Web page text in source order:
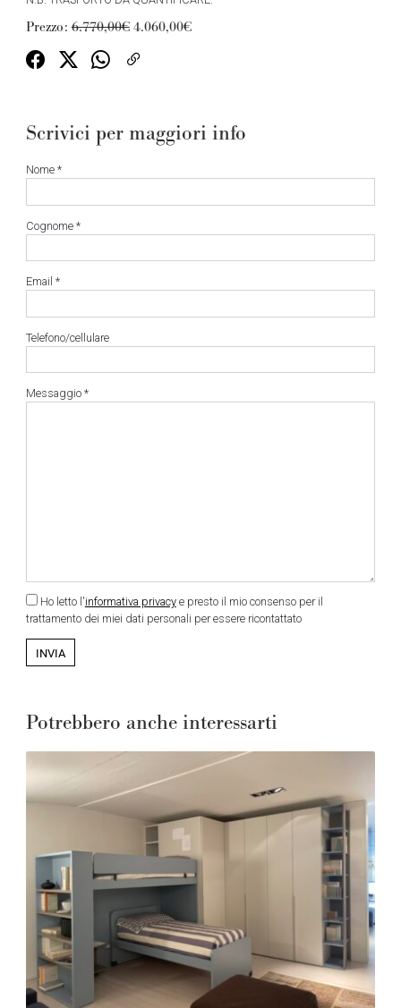
Prezzo:6.770,00€4.060,00€
Scrivici per maggiori info
Nome *
Cognome *
Email *
Telefono/cellulare
Messaggio *
Ho letto l'informativa privacye presto il mio consenso per il
trattamento dei miei dati personali per essere ricontattato
Potrebbero anche interessarti